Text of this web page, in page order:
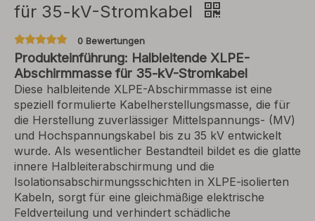
für 35-kV-Stromkabel
0 Bewertungen
Produkteinführung: Halbleitende XLPE-
Abschirmmasse für 35-kV-Stromkabel
Diese halbleitende XLPE-Abschirmmasse ist eine
speziell formulierte Kabelherstellungsmasse, die für
die Herstellung zuverlässiger Mittelspannungs- (MV)
und Hochspannungskabel bis zu 35 kV entwickelt
wurde. Als wesentlicher Bestandteil bildet es die glatte
innere Halbleiterabschirmung und die
Isolationsabschirmungsschichten in XLPE-isolierten
Kabeln, sorgt für eine gleichmäßige elektrische
Feldverteilung und verhindert schädliche